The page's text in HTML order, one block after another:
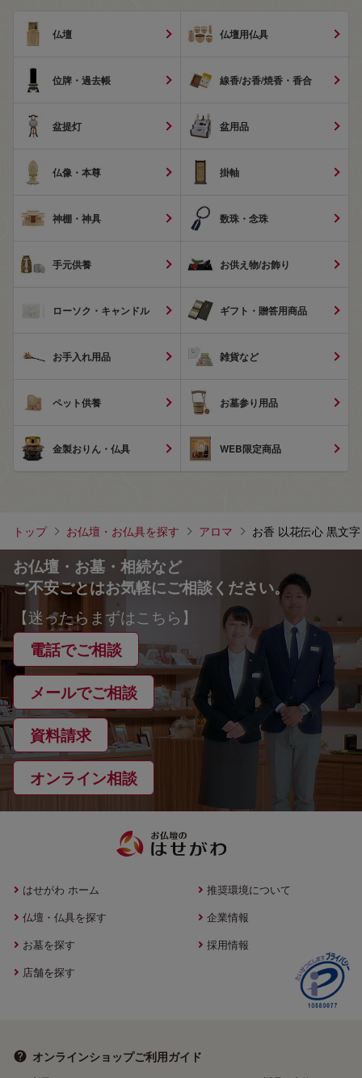
仏壇 仏壇用仏具
位牌・過去帳 線香/お香/焼香・香合
盆提灯 盆用品
仏像・本尊 掛軸
神棚・神具 数珠・念珠
手元供養 お供え物/お飾り
ローソク・キャンドル ギフト・贈答用商品
お手入れ用品 雑貨など
ペット供養 お墓参り用品
金製おりん・仏具 WEB限定商品
トップ お仏壇・お仏具を探す アロマ お香 以花伝心 黒文字
お仏壇・お墓・相続など
ご不安ごとはお気軽にご相談ください。
【迷ったらまずはこちら】
電話でご相談
メールでご相談
資料請求
オンライン相談
はせがわ ホーム
仏壇・仏具を探す
お墓を探す
店舗を探す
推奨環境について
企業情報
採用情報
オンラインショップご利用ガイド